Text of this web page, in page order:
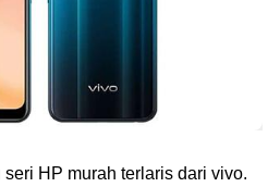
HP murah terlaris dari vivo.